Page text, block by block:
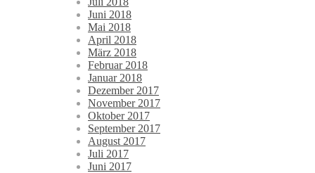
Juni 2018
Mai 2018
April 2018
März 2018
Februar 2018
Januar 2018
Dezember 2017
November 2017
Oktober 2017
September 2017
August 2017
Juli 2017
Juni 2017